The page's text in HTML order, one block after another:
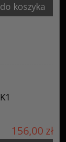
do koszyka
156,00 zł